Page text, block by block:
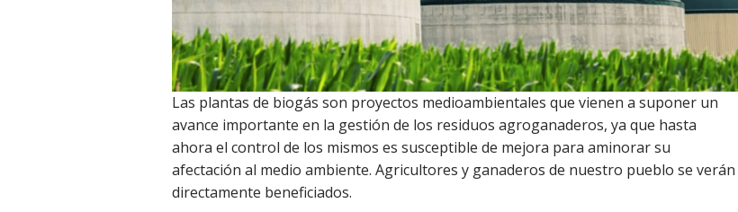
Las plantas de biogás son proyectos medioambientales que vienen a suponer un
avance importante en la gestión de los residuos agroganaderos, ya que hasta
ahora el control de los mismos es susceptible de mejora para aminorar su
afectación al medio ambiente. Agricultores y ganaderos de nuestro pueblo se verán
directamente beneficiados.